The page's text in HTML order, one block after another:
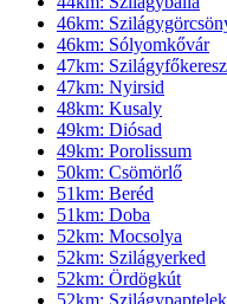
46km:
46km: Sólyomkővár
47km:
47km: Nyirsid
48km: Kusaly
49km: Diósad
49km: Porolissum
50km: Csömörlő
51km: Beréd
51km: Doba
52km: Mocsolya
52km: Szilágyerked
52km: Ördögkút
52km: Szilágypaptelek